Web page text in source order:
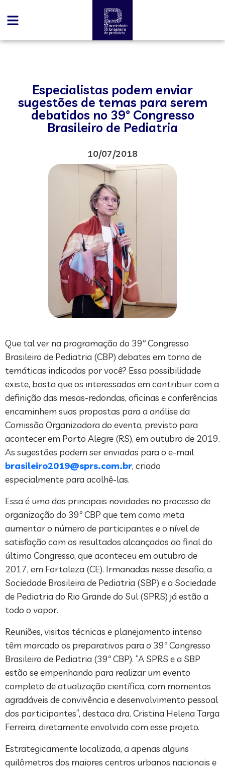
Especialistas podem enviar
sugestões de temas para serem
debatidos no 39º Congresso
Brasileiro de Pediatria
10/07/2018
Que tal ver na programação do 39º Congresso
Brasileiro de Pediatria (CBP) debates em torno de
temáticas indicadas por você? Essa possibilidade
existe, basta que os interessados em contribuir com a
definição das mesas-redondas, oficinas e conferências
encaminhem suas propostas para a análise da
Comissão Organizadora do evento, previsto para
acontecer em Porto Alegre (RS), em outubro de 2019.
As sugestões podem ser enviadas para o e-mail
brasileiro2019@sprs.com.br, criado
especialmente para acolhê-las.
Essa é uma das principais novidades no processo de
organização do 39º CBP que tem como meta
aumentar o número de participantes e o nível de
satisfação com os resultados alcançados ao final do
último Congresso, que aconteceu em outubro de
2017, em Fortaleza (CE). Irmanadas nesse desafio, a
Sociedade Brasileira de Pediatria (SBP) e a Sociedade
de Pediatria do Rio Grande do Sul (SPRS) já estão a
todo o vapor.
Reuniões, visitas técnicas e planejamento intenso
têm marcado os preparativos para o 39º Congresso
Brasileiro de Pediatria (39º CBP). “A SPRS e a SBP
estão se empenhando para realizar um evento
completo de atualização científica, com momentos
agradáveis de convivência e desenvolvimento pessoal
dos participantes”, destaca dra. Cristina Helena Targa
Ferreira, diretamente envolvida com esse projeto.
Estrategicamente localizada, a apenas alguns
quilômetros dos maiores centros urbanos nacionais e